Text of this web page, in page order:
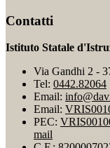
Contatti
Istituto Statale
Via Gandhi 2 -
Tel: 0442.82064
Email:
Email:
PEC:
mail